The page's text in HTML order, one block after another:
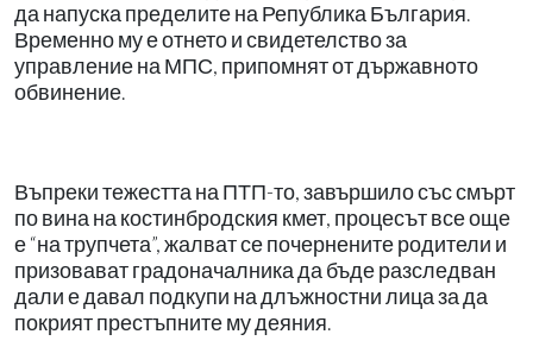
да напуска пределите на Република България.
Временно му е отнето и свидетелство за
управление на МПС, припомнят от държавното
обвинение.
Въпреки тежестта на ПТП-то, завършило със смърт
по вина на костинбродския кмет, процесът все още
е “на трупчета”, жалват се почернените родители и
призовават градоначалника да бъде разследван
дали е давал подкупи на длъжностни лица за да
покрият престъпните му деяния.